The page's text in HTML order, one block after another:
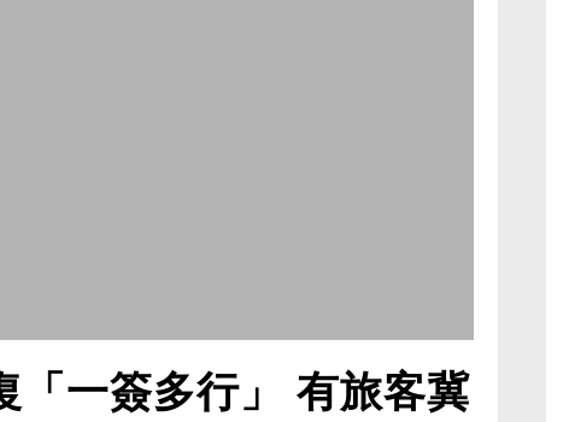
「一簽多行」 有旅客冀